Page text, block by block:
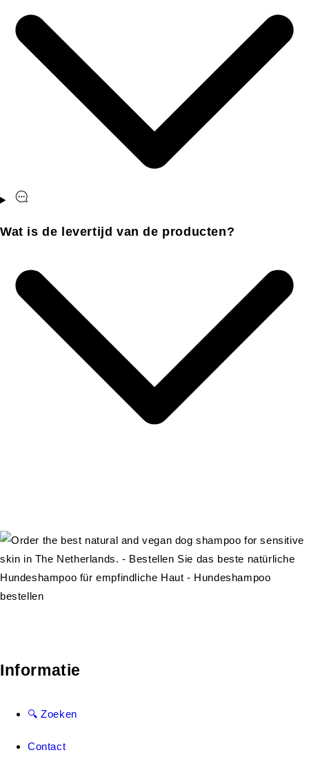
Wat is de levertijd van de producten?
Informatie
🔍 Zoeken
Contact